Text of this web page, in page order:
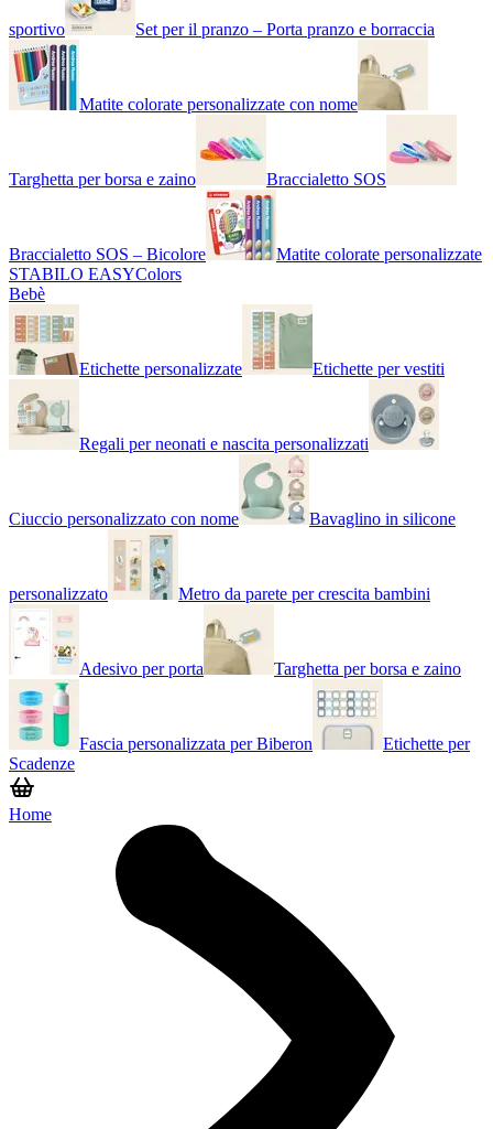
sportivo Set per il pranzo – Porta pranzo e borraccia
Matite colorate personalizzate con nome
Targhetta per borsa e zaino Braccialetto SOS
Braccialetto SOS – Bicolore
Matite colorate personalizzate
STABILO EASYColors
Bebè
Etichette personalizzate Etichette per vestiti
Regali per neonati e nascita personalizzati
Ciuccio personalizzato con nome Bavaglino in silicone
personalizzato Metro da parete per crescita bambini
Adesivo per porta Targhetta per borsa e zaino
Fascia personalizzata per Biberon
Etichette per
Scadenze
Home